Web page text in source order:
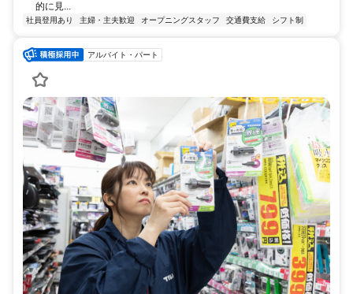
的に見...
社員登用あり 主婦・主夫歓迎 オープニングスタッフ 交通費支給 シフト制
アルバイト・パート